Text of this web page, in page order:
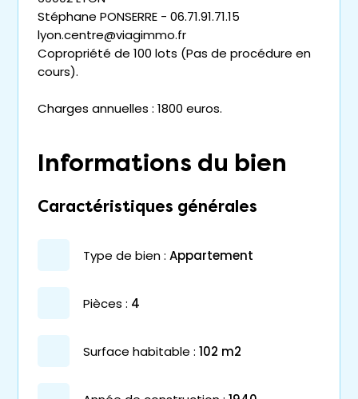
Stéphane PONSERRE - 06.71.91.71.15
lyon.centre@viagimmo.fr
Copropriété de 100 lots (Pas de procédure en
cours).
Charges annuelles : 1800 euros.
Informations du bien
Caractéristiques générales
type de bien : appartement
pièces : 4
surface habitable : 102 m2